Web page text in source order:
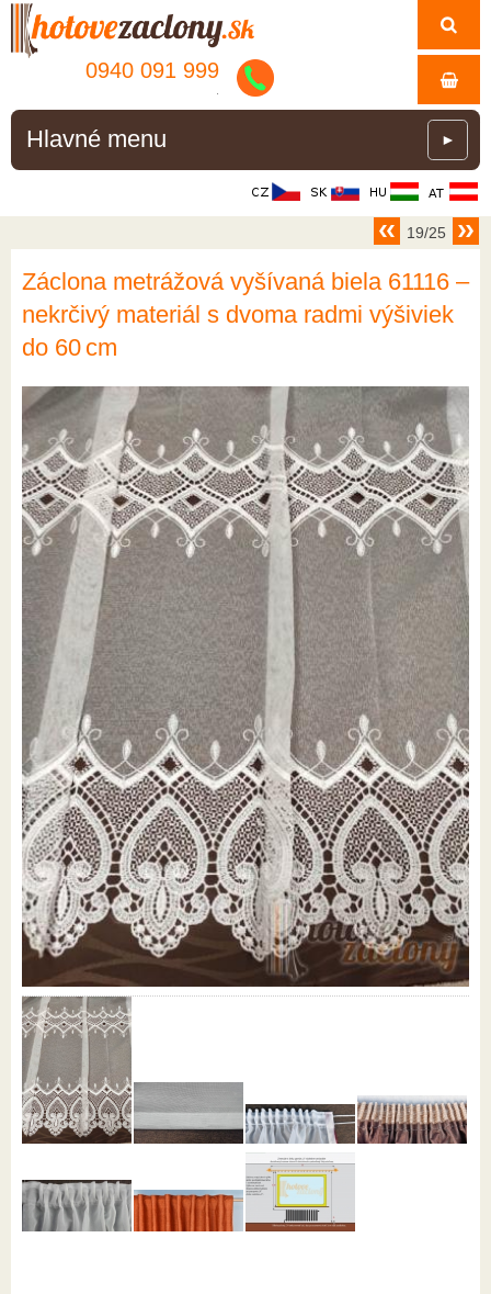
0940 091 999
Hlavné menu ►
19/25
Záclona metrážová vyšívaná biela 61116 –
nekrčivý materiál s dvoma radmi výšiviek
do 60 cm